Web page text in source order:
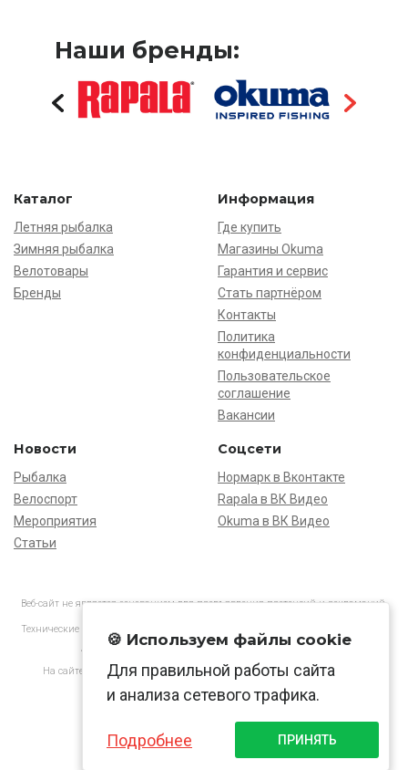
Наши бренды:
Каталог
Летняя рыбалка
Зимняя рыбалка
Велотовары
Бренды
Информация
Где купить
Магазины Okuma
Гарантия и сервис
Стать партнёром
Контакты
Политика
конфиденциальности
Пользовательское
соглашение
Вакансии
Новости
Рыбалка
Велоспорт
Мероприятия
Статьи
Соцсети
Нормарк в Вконтакте
Rapala в ВК Видео
Okuma в ВК Видео
Веб-сайт не является основанием для предъявления претензий и рекламаций,
Технические характеристики товаров могут отличаться от указанных на сайте.
АО «Нормарк» ИНН 7728172512 ОГРН 1037739603505
На сайте применяютсярекомендательные технологиив соответствии
🍪 Используем файлы cookie
Для правильной работы сайта
и анализа сетевого трафика.
Подробнее ПРИНЯТЬ